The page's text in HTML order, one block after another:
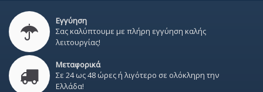
Εγγύηση
Σας καλύπτουμε με πλήρη εγγύηση καλής
λειτουργίας!
Μεταφορικά
Σε 24 ως 48 ώρες ή λιγότερο σε ολόκληρη την
Ελλάδα!